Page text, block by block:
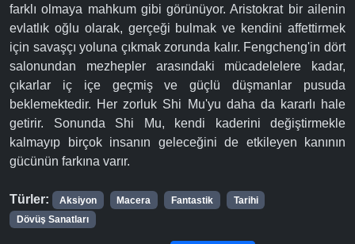
farklı olmaya mahkum gibi görünüyor. Aristokrat bir ailenin
evlatlık oğlu olarak, gerçeği bulmak ve kendini affettirmek
için savaşçı yoluna çıkmak zorunda kalır. Fengcheng'in dört
salonundan mezhepler arasındaki mücadelelere kadar,
çıkarlar iç içe geçmiş ve güçlü düşmanlar pusuda
beklemektedir. Her zorluk Shi Mu'yu daha da kararlı hale
getirir. Sonunda Shi Mu, kendi kaderini değiştirmekle
kalmayıp birçok insanın geleceğini de etkileyen kanının
gücünün farkına varır.
Türler: Aksiyon Macera Fantastik
Tarihi
Dövüş Sanatları